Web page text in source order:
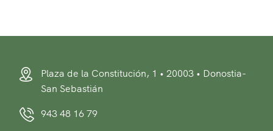
Plaza de la Constitución, 1 • 20003 • Donostia-
San Sebastián
943 48 16 79